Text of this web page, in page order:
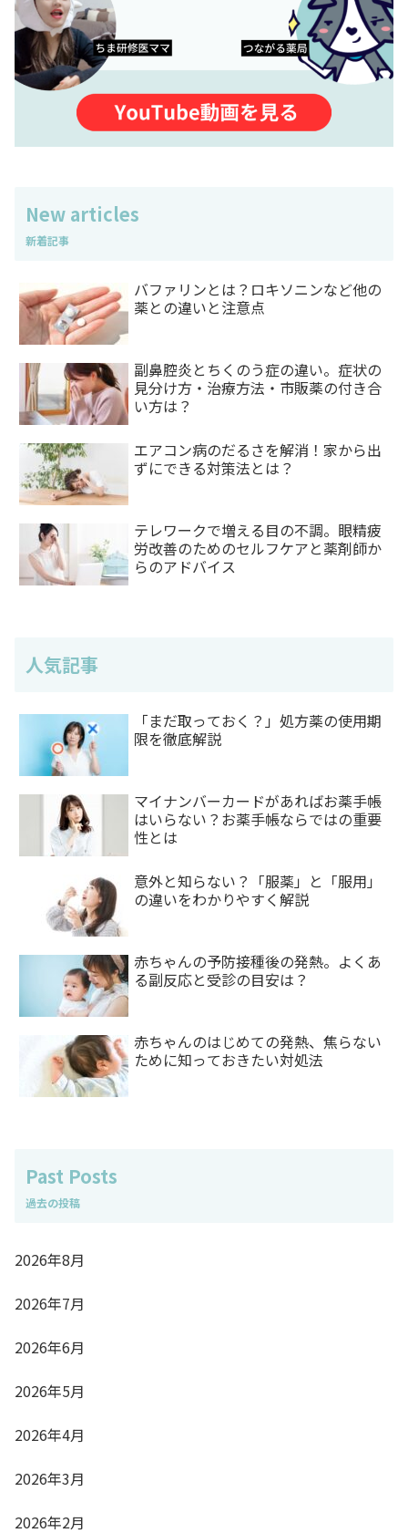
New articles
バファリンとは？ロキソニンなど他の
薬との違いと注意点
副鼻腔炎とちくのう症の違い。症状の
見分け方・治療方法・市販薬の付き合
い方は？
エアコン病のだるさを解消！家から出
ずにできる対策法とは？
テレワークで増える目の不調。眼精疲
労改善のためのセルフケアと薬剤師か
らのアドバイス
人気記事
「まだ取っておく？」処方薬の使用期
限を徹底解説
マイナンバーカードがあればお薬手帳
はいらない？お薬手帳ならではの重要
性とは
意外と知らない？「服薬」と「服用」
の違いをわかりやすく解説
赤ちゃんの予防接種後の発熱。よくあ
る副反応と受診の目安は？
赤ちゃんのはじめての発熱、焦らない
ために知っておきたい対処法
Past Posts
2026年8月
2026年7月
2026年6月
2026年5月
2026年4月
2026年3月
2026年2月